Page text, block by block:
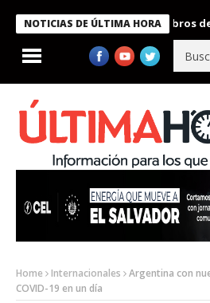
NOTICIAS DE ÚLTIMA HORA
Bukele condecora a miembros de la
Home Internacionales
Argentina con
COVID-19 en un día